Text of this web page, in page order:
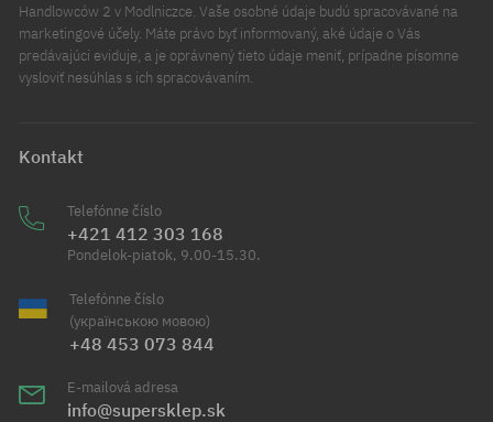
Handlowców 2 v Modlniczce. Vaše osobné údaje budú spracovávané na
marketingové účely. Máte právo byť informovaný, aké údaje o Vás
predávajúci eviduje, a je oprávnený tieto údaje meniť, prípadne písomne
vysloviť nesúhlas s ich spracovávaním.
Kontakt
Telefónne číslo
+421 412 303 168
Pondelok-piatok, 9.00-15.30.
Telefónne číslo
(українською мовою)
+48 453 073 844
E-mailová adresa
info@supersklep.sk